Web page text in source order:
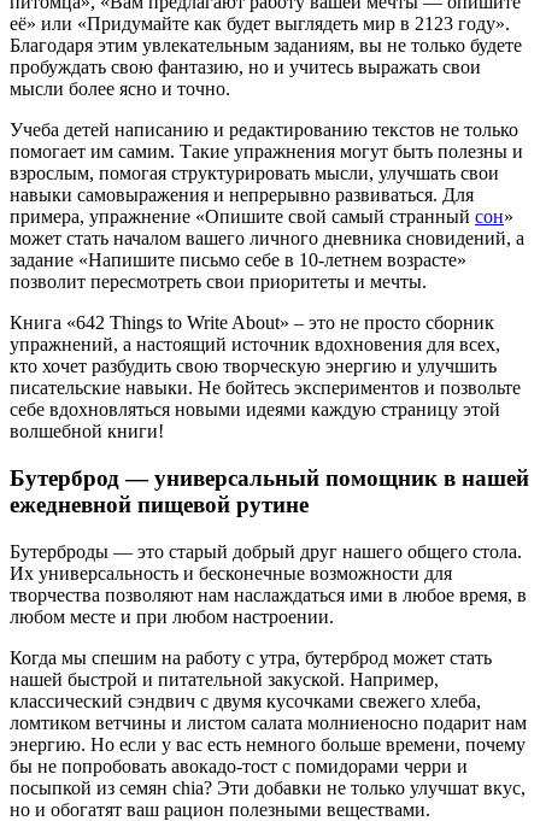
её» или «Придумайте как будет выглядеть мир в 2123 году».
Благодаря этим увлекательным заданиям, вы не только будете
пробуждать свою фантазию, но и учитесь выражать свои
мысли более ясно и точно.
Учеба детей написанию и редактированию текстов не только
помогает им самим. Такие упражнения могут быть полезны и
взрослым, помогая структурировать мысли, улучшать свои
навыки самовыражения и непрерывно развиваться. Для
примера, упражнение «Опишите свой самый странный сон»
может стать началом вашего личного дневника сновидений, а
задание «Напишите письмо себе в 10-летнем возрасте»
позволит пересмотреть свои приоритеты и мечты.
Книга «642 Things to Write About» – это не просто сборник
упражнений, а настоящий источник вдохновения для всех,
кто хочет разбудить свою творческую энергию и улучшить
писательские навыки. Не бойтесь экспериментов и позвольте
себе вдохновляться новыми идеями каждую страницу этой
волшебной книги!
Бутерброд — универсальный помощник в нашей
ежедневной пищевой рутине
Бутерброды — это старый добрый друг нашего общего стола.
Их универсальность и бесконечные возможности для
творчества позволяют нам наслаждаться ими в любое время, в
любом месте и при любом настроении.
Когда мы спешим на работу с утра, бутерброд может стать
нашей быстрой и питательной закуской. Например,
классический сэндвич с двумя кусочками свежего хлеба,
ломтиком ветчины и листом салата молниеносно подарит нам
энергию. Но если у вас есть немного больше времени, почему
бы не попробовать авокадо-тост с помидорами черри и
посыпкой из семян chia? Эти добавки не только улучшат вкус,
но и обогатят ваш рацион полезными веществами.